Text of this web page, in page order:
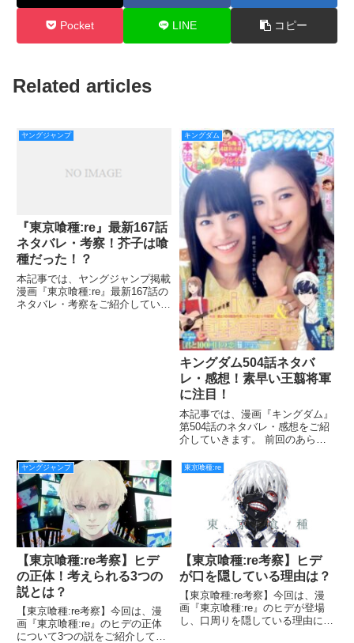
Pocket LINE コピー
Related articles
ヤングジャンプ
『東京喰種:re』最新167話
ネタバレ・考察！芥子は喰
種だった！？
本記事では、ヤングジャンプ掲載
漫画『東京喰種:re』最新167話の
ネタバレ・考察をご紹介していき
キングダム
キングダム504話ネタバ
レ・感想！素早い王翦将軍
に注目！
本記事では、漫画『キングダム』
第504話のネタバレ・感想をご紹
介していきます。 前回のあらす
たが入浴中で、しかも子供たちに
肩をもんでもらっているシーンが
印象的でしたね（笑） しかし、
襄王が「斬首ものの失態を犯し
ヤングジャンプ
【東京喰種:re考察】ヒデ
の正体！考えられる3つの
説とは？
【東京喰種:re考察】今回は、漫
画『東京喰種:re』のヒデの正体
について3つの説をご紹介してい
東京喰種:re
【東京喰種:re考察】ヒデ
が口を隠している理由は？
【東京喰種:re考察】今回は、漫
画『東京喰種:re』のヒデが登場
し、口周りを隠している理由につ